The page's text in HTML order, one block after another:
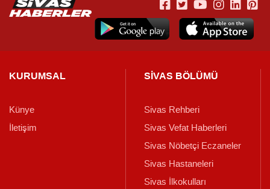
KURUMSAL
Künye
İletişim
SİVAS BÖLÜMÜ
Sivas Rehberi
Sivas Vefat Haberleri
Sivas Nöbetçi Eczaneler
Sivas Hastaneleri
Sivas İlkokulları